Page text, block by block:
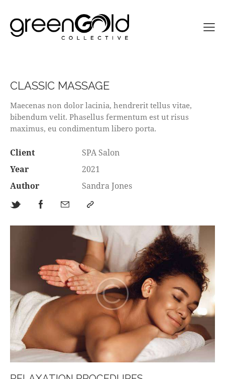
CLASSIC MASSAGE
Maecenas non dolor lacinia, hendrerit tellus vitae,
bibendum velit. Phasellus fermentum est ut risus
maximus, eu condimentum libero porta.
Client
SPA Salon
Year
2021
Author
Sandra Jones